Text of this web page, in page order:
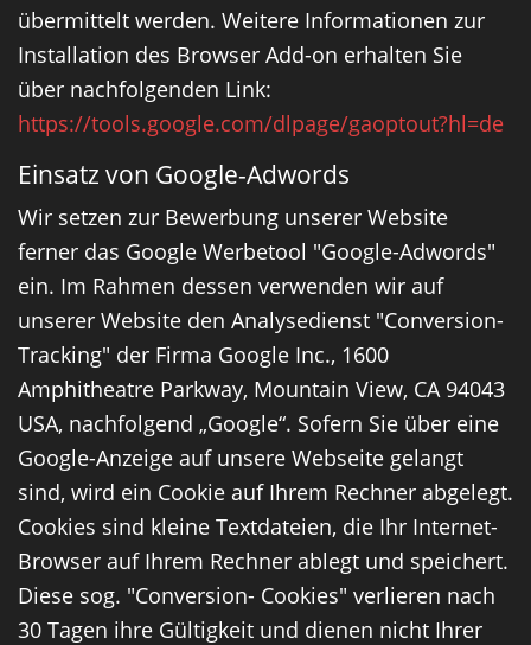
übermittelt werden. Weitere Informationen zur
Installation des Browser Add-on erhalten Sie
über nachfolgenden Link:
https://tools.google.com/dlpage/gaoptout?hl=de
Einsatz von Google-Adwords
Wir setzen zur Bewerbung unserer Website
ferner das Google Werbetool "Google-Adwords"
ein. Im Rahmen dessen verwenden wir auf
unserer Website den Analysedienst "Conversion-
Tracking" der Firma Google Inc., 1600
Amphitheatre Parkway, Mountain View, CA 94043
USA, nachfolgend „Google“. Sofern Sie über eine
Google-Anzeige auf unsere Webseite gelangt
sind, wird ein Cookie auf Ihrem Rechner abgelegt.
Cookies sind kleine Textdateien, die Ihr Internet-
Browser auf Ihrem Rechner ablegt und speichert.
Diese sog. "Conversion- Cookies" verlieren nach
30 Tagen ihre Gültigkeit und dienen nicht Ihrer